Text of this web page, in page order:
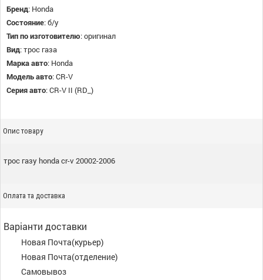
Бренд: Honda
Состояние:б/у
Тип по изготовителю:оригинал
Вид:трос газа
Марка авто: Honda
Модель авто:CR-V
Серия авто:CR-V II (RD_)
Опис товару
трос газу honda cr-v 20002-2006
Оплата та доставка
Варіанти доставки
Новая Почта(курьер)
Новая Почта(отделение)
Самовывоз